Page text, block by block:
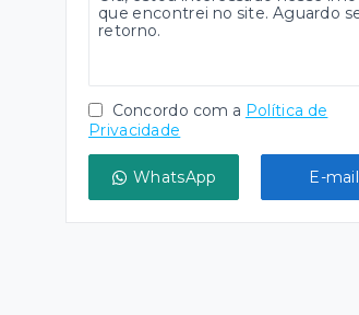
Concordo com a Política de
Privacidade
WhatsApp E-mail